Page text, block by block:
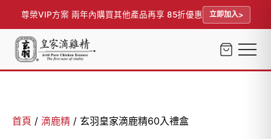
尊榮VIP方案 兩年內購買其他產品再享 85折優惠 立即加入
首頁 / 滴鹿精 / 玄羽皇家滴鹿精60入禮盒